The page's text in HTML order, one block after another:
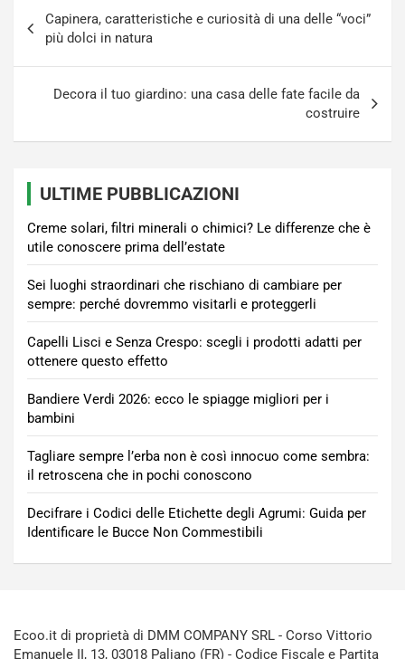
articoli
Capinera, caratteristiche e curiosità di una delle “voci”
più dolci in natura
Decora il tuo giardino: una casa delle fate facile da
costruire
ULTIME PUBBLICAZIONI
Creme solari, filtri minerali o chimici? Le differenze che è
utile conoscere prima dell’estate
Sei luoghi straordinari che rischiano di cambiare per
sempre: perché dovremmo visitarli e proteggerli
Capelli Lisci e Senza Crespo: scegli i prodotti adatti per
ottenere questo effetto
Bandiere Verdi 2026: ecco le spiagge migliori per i
bambini
Tagliare sempre l’erba non è così innocuo come sembra:
il retroscena che in pochi conoscono
Decifrare i Codici delle Etichette degli Agrumi: Guida per
Identificare le Bucce Non Commestibili
Ecoo.it di proprietà di DMM COMPANY SRL - Corso Vittorio
Emanuele II, 13, 03018 Paliano (FR) - Codice Fiscale e Partita